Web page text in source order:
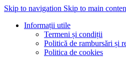
Skip to navigation Skip to main
Informații utile
Termeni și condiții
Politică de rambursări și
Politica de cookies